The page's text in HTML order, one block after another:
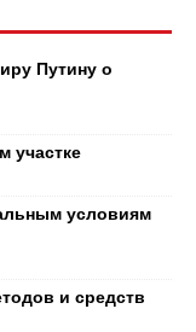
Путину о
участке
условиям
и средств